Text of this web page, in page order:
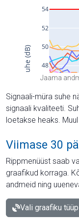
Jaama
Signaali-müra suhe
signaali kvaliteeti.
loetakse heaks.
Viimase 30
Rippmenüüst saab
graafikud korraga.
andmeid ning
Vali graafiku tüüp